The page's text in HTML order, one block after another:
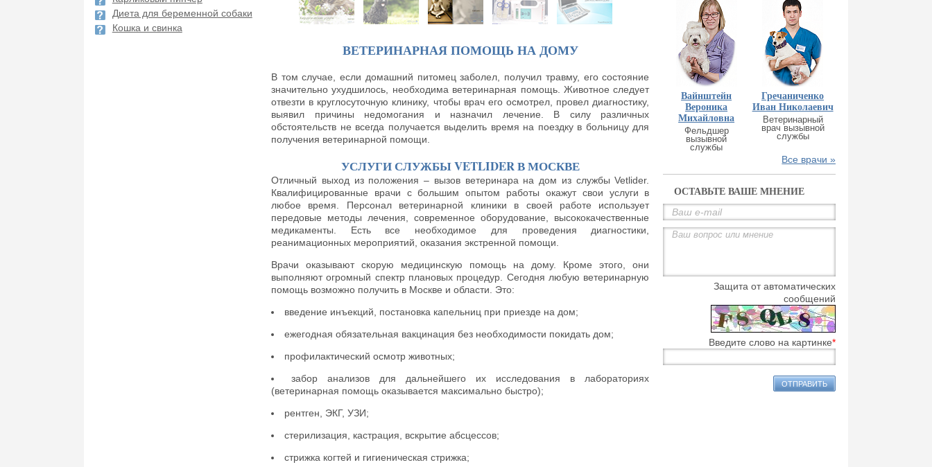
ВЕТЕРИНАРНАЯ ПОМОЩЬ НА ДОМУ
В том случае, если домашний питомец заболел, получил травму, его состояние
значительно ухудшилось, необходима ветеринарная помощь. Животное следует
отвезти в круглосуточную клинику, чтобы врач его осмотрел, провел диагностику,
выявил причины недомогания и назначил лечение. В силу различных
обстоятельств не всегда получается выделить время на поездку в больницу для
получения ветеринарной помощи.
УСЛУГИ СЛУЖБЫ VETLIDER В МОСКВЕ
Отличный выход из положения – вызов ветеринара на дом из службы Vetlider.
Квалифицированные врачи с большим опытом работы окажут свои услуги в
любое время. Персонал ветеринарной клиники в своей работе использует
передовые методы лечения, современное оборудование, высококачественные
медикаменты. Есть все необходимое для проведения диагностики,
реанимационных мероприятий, оказания экстренной помощи.
Врачи оказывают скорую медицинскую помощь на дому. Кроме этого, они
выполняют огромный спектр плановых процедур. Сегодня любую ветеринарную
помощь возможно получить в Москве и области. Это:
введение инъекций, постановка капельниц при приезде на дом;
ежегодная обязательная вакцинация без необходимости покидать дом;
профилактический осмотр животных;
забор анализов для дальнейшего их исследования в лабораториях
(ветеринарная помощь оказывается максимально быстро);
рентген, ЭКГ, УЗИ;
стерилизация, кастрация, вскрытие абсцессов;
стрижка когтей и гигиеническая стрижка;
Диета для беременной собаки
Кошка и свинка
Вайнштейн
Вероника
Михайловна
Фельдшер
вызывной
службы
Гречаниченко
Иван Николаевич
Ветеринарный
врач вызывной
службы
Все врачи »
ОСТАВЬТЕ ВАШЕ МНЕНИЕ
Защита от автоматических
сообщений
Введите слово на картинке*